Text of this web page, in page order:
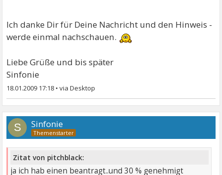
Ich danke Dir für Deine Nachricht und den Hinweis -
werde einmal nachschauen.
Liebe Grüße und bis später
Sinfonie
18.01.2009 17:18 •
S Sinfonie
Zitat von pitchblack:
ja ich hab einen beantragt..und 30 % genehmigt